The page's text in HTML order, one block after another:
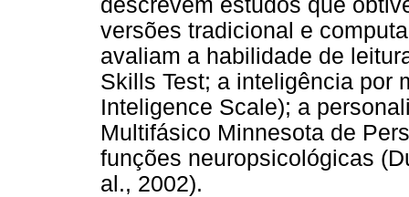
descrevem estudos que
versões tradicional e
avaliam a habilidade de
Skills Test; a inteligência por
Inteligence Scale); a
Multifásico Minnesota de
funções neuropsicológicas
al., 2002).